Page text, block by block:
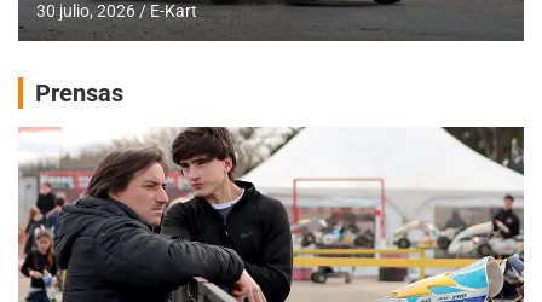
30 julio, 2026 E-Kart
Prensas